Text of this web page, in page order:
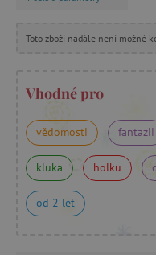
Toto zboží nadále není možné
Vhodné pro
vědomosti fantazii
kluka holku
od 2 let